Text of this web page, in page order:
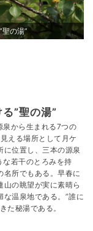
の湯”
”聖の湯”
泉から生まれる7つの
える場所として月ケ
に位置し、三本の源泉
な若干のとろみを持
名所でもある。早春に
の眺望が実に素晴ら
な温泉地である。”誰に
た秘湯である。